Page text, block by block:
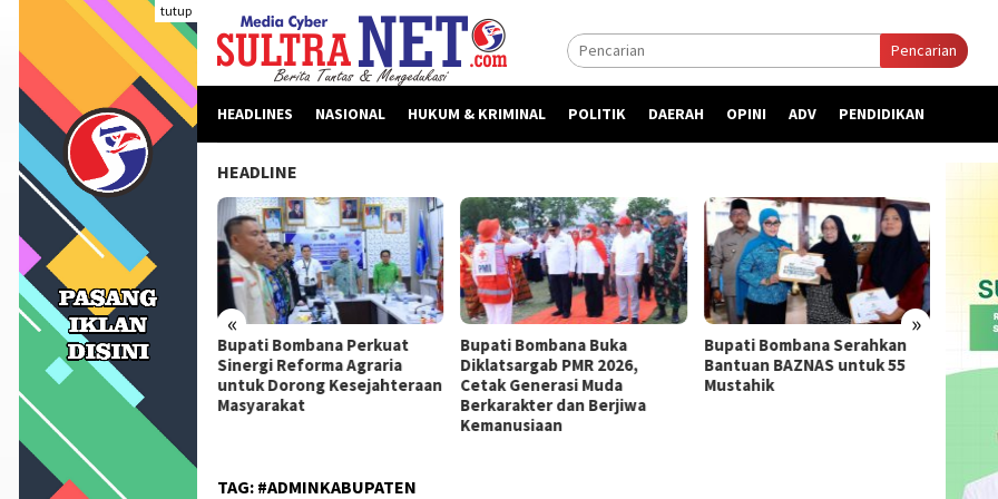
konten
tutup
Pencarian
HEADLINES NASIONAL HUKUM & KRIMINAL POLITIK DAERAH OPINI ADV PENDIDIKAN
HEADLINE
« »
Dinilai Fitnah,
Bombana Tempuh
Dewan Pers Sebelum
Hukum
Bupati Bombana Perkuat
Sinergi Reforma Agraria
untuk Dorong Kesejahteraan
Masyarakat
Bupati Bombana Buka
Diklatsargab PMR 2026,
Cetak Generasi Muda
Berkarakter dan Berjiwa
Kemanusiaan
Bupati Bombana Serahkan
Bantuan BAZNAS untuk 55
Mustahik
TAG: #ADMINKABUPATEN